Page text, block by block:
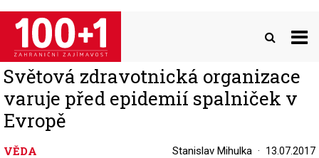
Přejít
hlavnímu
obsahu
Světová zdravotnická organizace
varuje před epidemií spalniček v
Evropě
VĚDA Stanislav Mihulka 13.07.2017